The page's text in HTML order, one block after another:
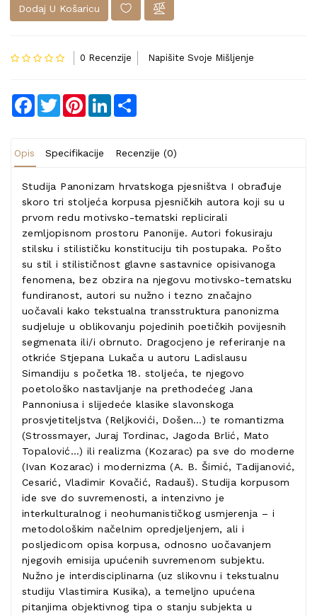
Dodaj U Košaricu
0 Recenzije Napišite Svoje Mišljenje
Facebook
TwitterPinterestLinkedIn
Opis Specifikacije Recenzije (0)
Studija Panonizam hrvatskoga pjesništva I obrađuje
skoro tri stoljeća korpusa pjesničkih autora koji su u
prvom redu motivsko-tematski replicirali
zemljopisnom prostoru Panonije. Autori fokusiraju
stilsku i stilističku konstituciju tih postupaka. Pošto
su stil i stilističnost glavne sastavnice opisivanoga
fenomena, bez obzira na njegovu motivsko-tematsku
fundiranost, autori su nužno i tezno značajno
uočavali kako tekstualna transstruktura panonizma
sudjeluje u oblikovanju pojedinih poetičkih povijesnih
segmenata ili/i obrnuto. Dragocjeno je referiranje na
otkriće Stjepana Lukača u autoru Ladislausu
Simandiju s početka 18. stoljeća, te njegovo
poetološko nastavljanje na prethodećeg Jana
Pannoniusa i slijedeće klasike slavonskoga
prosvjetiteljstva (Reljkovići, Došen…) te romantizma
(Strossmayer, Juraj Tordinac, Jagoda Brlić, Mato
Topalović…) ili realizma (Kozarac) pa sve do moderne
(Ivan Kozarac) i modernizma (A. B. Šimić, Tadijanović,
Cesarić, Vladimir Kovačić, Radauš). Studija korpusom
ide sve do suvremenosti, a intenzivno je
interkulturalnog i neohumanističkog usmjerenja – i
metodološkim načelnim opredjeljenjem, ali i
posljedicom opisa korpusa, odnosno uočavanjem
njegovih emisija upućenih suvremenom subjektu.
Nužno je interdisciplinarna (uz slikovnu i tekstualnu
studiju Vlastimira Kusika), a temeljno upućena
pitanjima objektivnog tipa o stanju subjekta u